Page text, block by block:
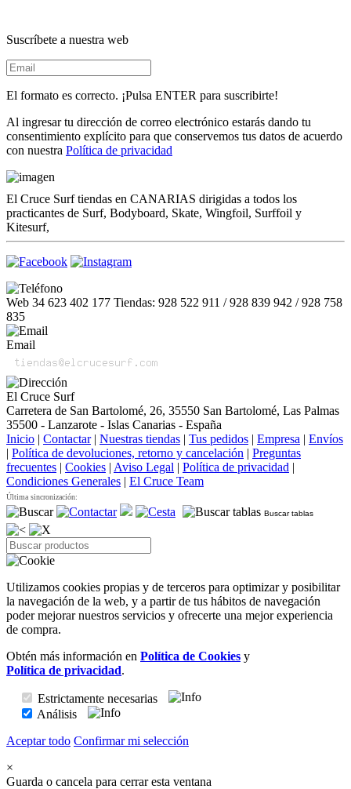
Suscríbete a nuestra web
El formato es correcto. ¡Pulsa ENTER para suscribirte!
Al ingresar tu dirección de correo electrónico estarás dando tu
consentimiento explícito para que conservemos tus datos de acuerdo
con nuestra Política de privacidad
El Cruce Surf tiendas en CANARIAS dirigidas a todos los
practicantes de Surf, Bodyboard, Skate, Wingfoil, Surffoil y
Kitesurf,
Web 34 623 402 177 Tiendas: 928 522 911 / 928 839 942 / 928 758
835
Email
El Cruce Surf
Carretera de San Bartolomé, 26, 35550 San Bartolomé, Las Palmas
35500 - Lanzarote - Islas Canarias - España
Inicio | Contactar | Nuestras tiendas | Tus pedidos | Empresa | Envíos
| Política de devoluciones, retorno y cancelación | Preguntas
frecuentes | Cookies | Aviso Legal | Política de privacidad |
Condiciones Generales | El Cruce Team
Última sincronización:
Buscar tablas
Utilizamos cookies propias y de terceros para optimizar y posibilitar
la navegación de la web, y a partir de tus hábitos de navegación
poder mejorar nuestros servicios y ofrecerte una mejor experiencia
de compra.
Obtén más información en Política de Cookies y
Política de privacidad.
Estrictamente necesarias
Análisis
Aceptar todo Confirmar mi selección
×
Guarda o cancela para cerrar esta ventana